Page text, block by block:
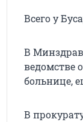
Всего у
В
ведомстве
больнице,
В